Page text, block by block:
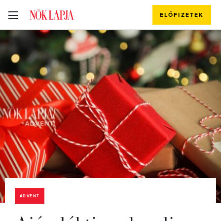
ELŐFIZETEK
ADVENT